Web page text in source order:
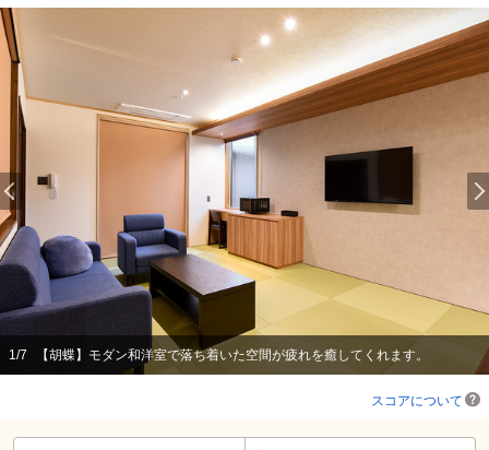
1/7 【胡蝶】モダン和洋室で落ち着いた空間が疲れを癒してくれます。
スコアについて